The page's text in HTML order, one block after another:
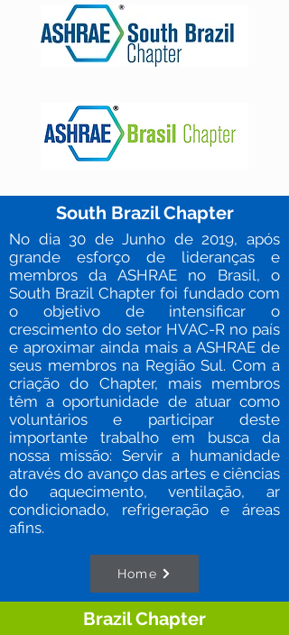
South Brazil Chapter
No dia 30 de Junho de 2019, após
grande esforço de lideranças e
membros da ASHRAE no Brasil, o
South Brazil Chapter foi fundado com
o objetivo de intensificar o
crescimento do setor HVAC-R no país
e aproximar ainda mais a ASHRAE de
seus membros na Região Sul. Com a
criação do Chapter, mais membros
têm a oportunidade de atuar como
voluntários e participar deste
importante trabalho em busca da
nossa missão: Servir a humanidade
através do avanço das artes e ciências
do aquecimento, ventilação, ar
condicionado, refrigeração e áreas
afins.
Home
Brazil Chapter